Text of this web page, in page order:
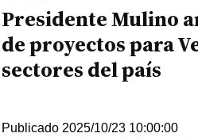
Presidente Mulino
de proyectos para
sectores del país
Publicado 2025/10/23 10:00:00